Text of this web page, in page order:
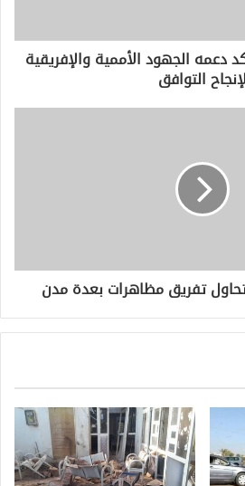
دعمه الجهود الأممية والإفريقية
لإنجاح التوافق
تفريق مظاهرات بعدة مدن